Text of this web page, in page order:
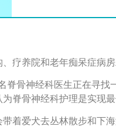
疗养院和老年痴呆症病房
脊骨神经科医生正在寻
脊骨神经科护理是实现
着爱犬去丛林散步和下海